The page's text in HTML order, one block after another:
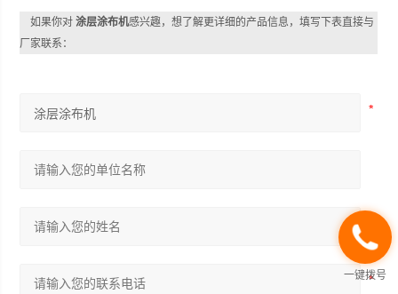
如果你对涂层涂布机感兴趣，想了解更详细的产品信息，填写下表直接与
厂家联系：
一键拨号